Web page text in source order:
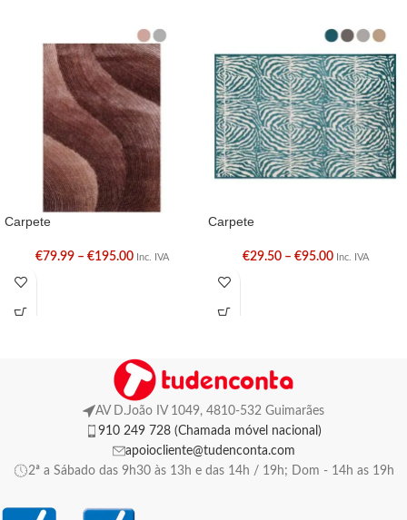
Carpete
€79.99 – €195.00 Inc. IVA
Carpete
€29.50 – €95.00 Inc. IVA
AV D.João IV 1049, 4810-532 Guimarães
910 249 728 (Chamada móvel nacional)
apoiocliente@tudenconta.com
2ª a Sábado das 9h30 às 13h e das 14h / 19h; Dom - 14h as 19h